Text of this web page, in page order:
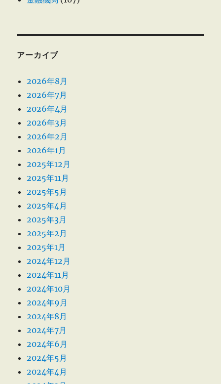
アーカイブ
2026年8月
2026年7月
2026年4月
2026年3月
2026年2月
2026年1月
2025年12月
2025年11月
2025年5月
2025年4月
2025年3月
2025年2月
2025年1月
2024年12月
2024年11月
2024年10月
2024年9月
2024年8月
2024年7月
2024年6月
2024年5月
2024年4月